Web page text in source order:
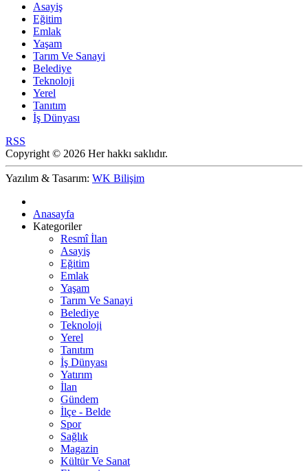
Asayiş
Eğitim
Emlak
Yaşam
Tarım Ve Sanayi
Belediye
Teknoloji
Yerel
Tanıtım
İş Dünyası
RSS
Copyright © 2026 Her hakkı saklıdır.
Yazılım & Tasarım: WK Bilişim
Anasayfa
Kategoriler
Resmî İlan
Asayiş
Eğitim
Emlak
Yaşam
Tarım Ve Sanayi
Belediye
Teknoloji
Yerel
Tanıtım
İş Dünyası
Yatırım
İlan
Gündem
İlçe - Belde
Spor
Sağlık
Magazin
Kültür Ve Sanat